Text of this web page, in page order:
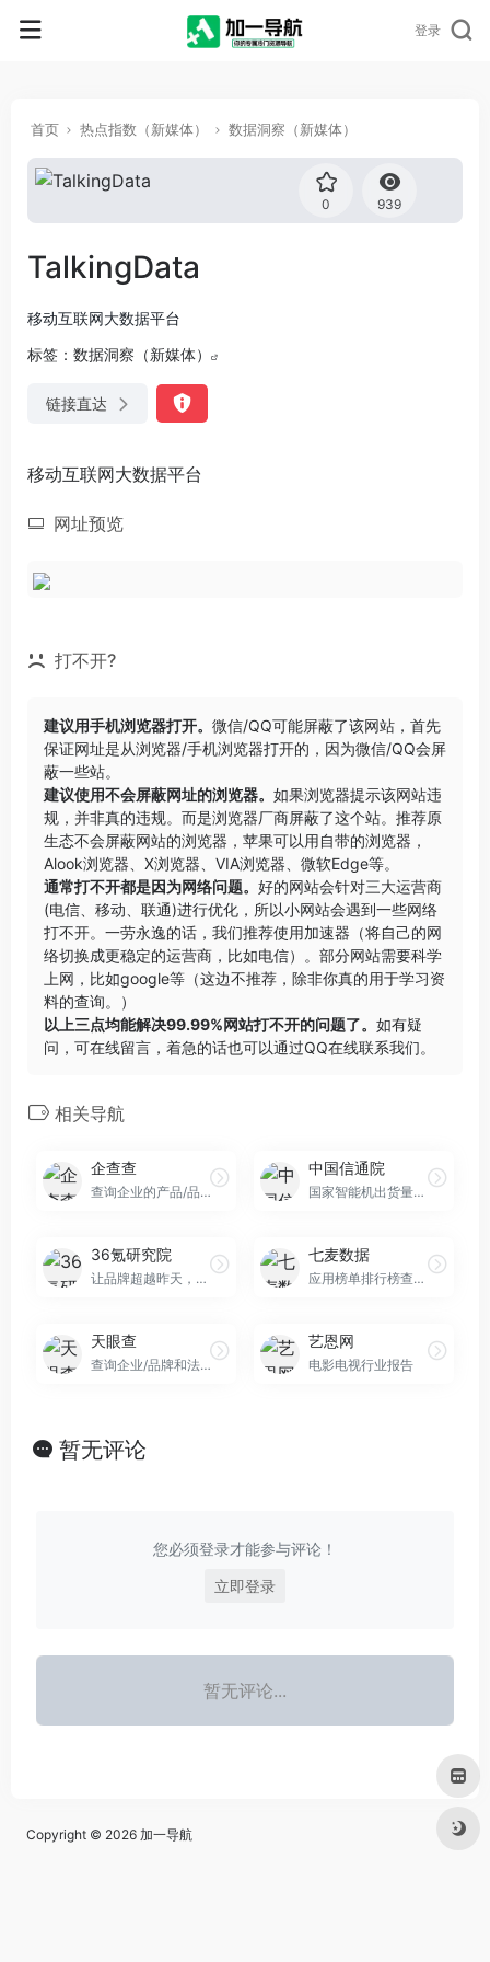
登录
首页 热点指数（新媒体） 数据洞察（新媒体）
0 939
TalkingData
移动互联网大数据平台
标签： 数据洞察（新媒体）
链接直达
移动互联网大数据平台
网址预览
打不开?
建议用手机浏览器打开。 微信/QQ可能屏蔽了该网站，首先
保证网址是从浏览器/手机浏览器打开的，因为微信/QQ会屏
蔽一些站。
建议使用不会屏蔽网址的浏览器。 如果浏览器提示该网站违
规，并非真的违规。而是浏览器厂商屏蔽了这个站。推荐原
生态不会屏蔽网站的浏览器，苹果可以用自带的浏览器，
Alook浏览器
X浏览器 VIA浏览器 微软Edge等。
通常打不开都是因为网络问题。 好的网站会针对三大运营商
(电信、移动、联通)进行优化，所以小网站会遇到一些网络
打不开。一劳永逸的话，我们推荐使用加速器（将自己的网
络切换成更稳定的运营商，比如电信）。部分网站需要科学
上网，比如google等（这边不推荐，除非你真的用于学习资
料的查询。）
以上三点均能解决99.99%网站打不开的问题了。 如有疑
问，可在线留言，着急的话也可以通过QQ在线联系我们。
相关导航
企查查
查询企业的产品/品牌/法人信息
中国信通院
国家智能机出货量官方统计权威数据
36氪研究院
让品牌超越昨天，先见未来
七麦数据
应用榜单排行榜查询工具
天眼查
查询企业/品牌和法人信息
艺恩网
电影电视行业报告
暂无评论
您必须登录才能参与评论！
立即登录
暂无评论...
Copyright © 2026 加一导航